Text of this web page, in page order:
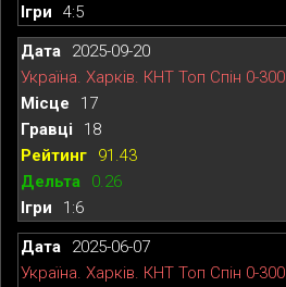
4:5
2025-09-20
Україна. Харків. КНТ Топ Спін 0-300
17
18
91.43
0.26
1:6
2025-06-07
Україна. Харків. КНТ Топ Спін 0-300